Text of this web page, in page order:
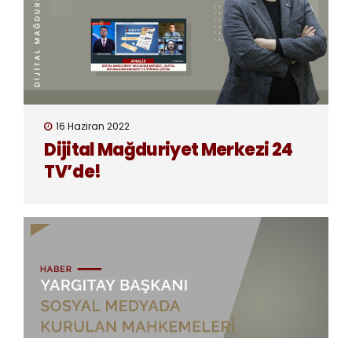
16 Haziran 2022
Dijital Mağduriyet Merkezi 24
TV’de!